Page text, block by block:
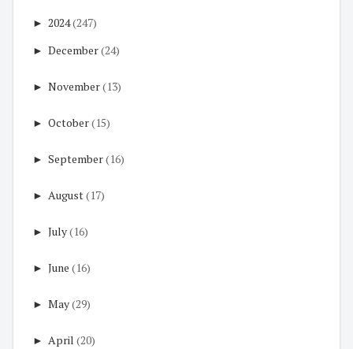
► 2024(247)
► December(24)
► November(13)
► October(15)
► September(16)
► August(17)
► July(16)
► June (16)
► May(29)
► April (20)